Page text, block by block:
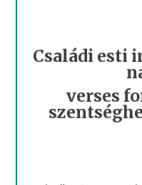
Családi esti
verses